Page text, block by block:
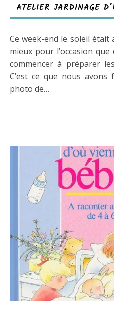
ATELIER JARDINAGE
Ce week-end le soleil était au rendez-vous, et quoi de
mieux pour l’occasion
commencer à préparer
C’est ce que nous
photo de…